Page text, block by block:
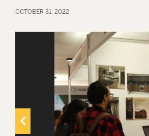
OCTOBER 31, 2022